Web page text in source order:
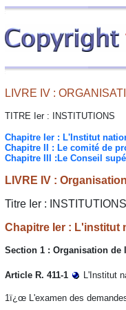
LIVRE IV :
TITRE Ier : INSTITUTIONS
Chapitre Ier : L'Institut
Chapitre II : Le comité de
Chapitre III :Le Conseil
LIVRE IV :
Titre Ier : INSTITUTIONS
Chapitre Ier : L'institut
Section 1 : Organisation
Article R. 411-1 L'Institut
1ï¿œ L'examen des